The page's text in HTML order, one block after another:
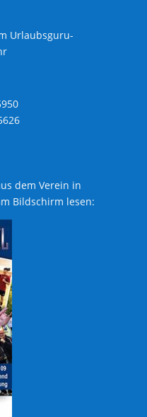
Urlaubsguru-
dem Verein in
Bildschirm lesen: